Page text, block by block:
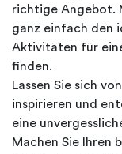
richtige Angebot.
ganz einfach den
Aktivitäten für
finden.
Lassen Sie sich
inspirieren und
eine
Machen Sie Ihren